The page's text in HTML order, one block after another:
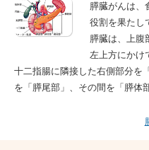
膵臓がんは、
役割を果たし
膵臓は、上腹
左上方にかけ
十二指腸に隣接した右側部分を
を「膵尾部」、その間を「膵体